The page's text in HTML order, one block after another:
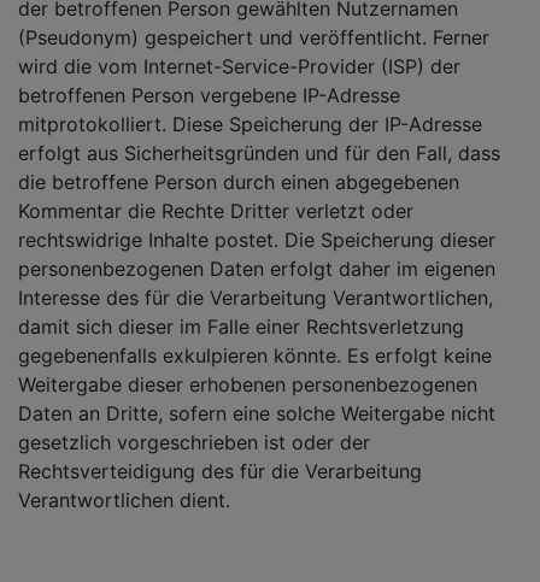
der betroffenen Person gewählten Nutzernamen
(Pseudonym) gespeichert und veröffentlicht. Ferner
wird die vom Internet-Service-Provider (ISP) der
betroffenen Person vergebene IP-Adresse
mitprotokolliert. Diese Speicherung der IP-Adresse
erfolgt aus Sicherheitsgründen und für den Fall, dass
die betroffene Person durch einen abgegebenen
Kommentar die Rechte Dritter verletzt oder
rechtswidrige Inhalte postet. Die Speicherung dieser
personenbezogenen Daten erfolgt daher im eigenen
Interesse des für die Verarbeitung Verantwortlichen,
damit sich dieser im Falle einer Rechtsverletzung
gegebenenfalls exkulpieren könnte. Es erfolgt keine
Weitergabe dieser erhobenen personenbezogenen
Daten an Dritte, sofern eine solche Weitergabe nicht
gesetzlich vorgeschrieben ist oder der
Rechtsverteidigung des für die Verarbeitung
Verantwortlichen dient.